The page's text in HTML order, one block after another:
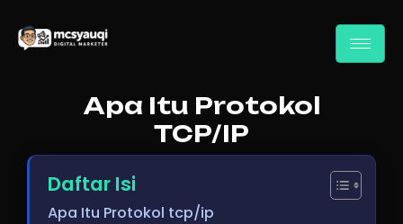
Apa Itu Protokol
TCP/IP
Daftar Isi
Apa Itu Protokol tcp/ip